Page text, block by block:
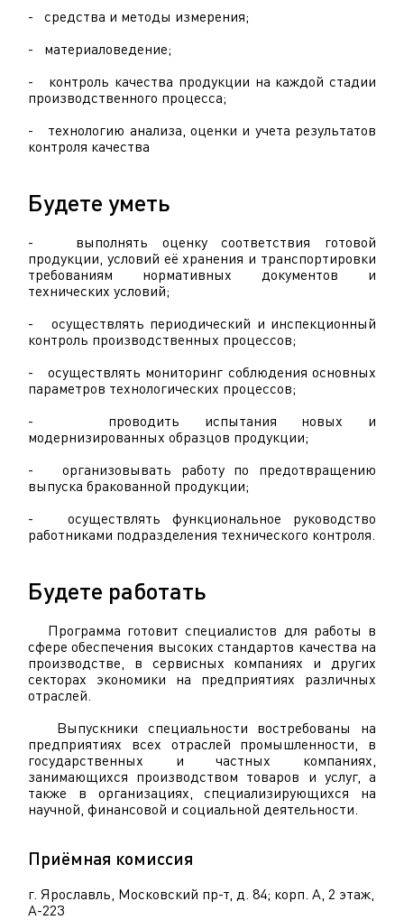
- средства и методы измерения;
- материаловедение;
- контроль качества продукции на каждой стадии
производственного процесса;
- технологию анализа, оценки и учета результатов
контроля качества
Будете уметь
- выполнять оценку соответствия готовой
продукции, условий её хранения и транспортировки
требованиям нормативных документов и
технических условий;
- осуществлять периодический и инспекционный
контроль производственных процессов;
- осуществлять мониторинг соблюдения основных
параметров технологических процессов;
- проводить испытания новых и
модернизированных образцов продукции;
- организовывать работу по предотвращению
выпуска бракованной продукции;
- осуществлять функциональное руководство
работниками подразделения технического контроля.
Будете работать
Программа готовит специалистов для работы в
сфере обеспечения высоких стандартов качества на
производстве, в сервисных компаниях и других
секторах экономики на предприятиях различных
отраслей.
Выпускники специальности востребованы на
предприятиях всех отраслей промышленности, в
государственных и частных компаниях,
занимающихся производством товаров и услуг, а
также в организациях, специализирующихся на
научной, финансовой и социальной деятельности.
Приёмная комиссия
г. Ярославль, Московский пр-т, д. 84; корп. А, 2 этаж,
А-223